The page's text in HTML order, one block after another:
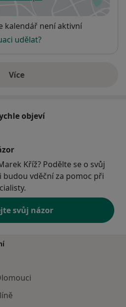
kalendář není aktivní
udělat?
Víceo adrese
objeví
Kříž? Podělte se o svůj
budou vděční za pomoc při
svůj názor